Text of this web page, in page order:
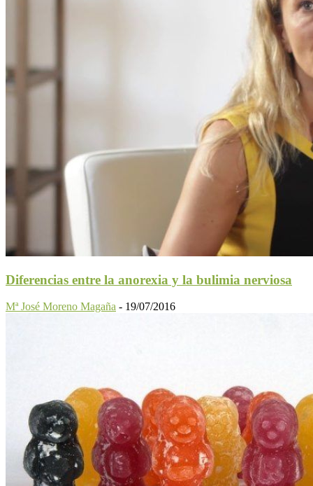
Diferencias entre la anorexia y la bulimia nerviosa
Mª José Moreno Magaña - 19/07/2016